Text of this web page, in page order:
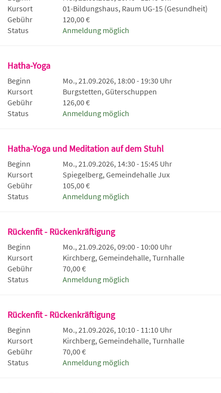
Kursort
01-Bildungshaus, Raum UG-15 (Gesundheit)
Gebühr
120,00 €
Status
Anmeldung möglich
Hatha-Yoga
Beginn
Mo., 21.09.2026, 18:00 - 19:30 Uhr
Kursort
Burgstetten, Güterschuppen
Gebühr
126,00 €
Status
Anmeldung möglich
Hatha-Yoga und Meditation auf dem Stuhl
Beginn
Mo., 21.09.2026, 14:30 - 15:45 Uhr
Kursort
Spiegelberg, Gemeindehalle Jux
Gebühr
105,00 €
Status
Anmeldung möglich
Rückenfit - Rückenkräftigung
Beginn
Mo., 21.09.2026, 09:00 - 10:00 Uhr
Kursort
Kirchberg, Gemeindehalle, Turnhalle
Gebühr
70,00 €
Status
Anmeldung möglich
Rückenfit - Rückenkräftigung
Beginn
Mo., 21.09.2026, 10:10 - 11:10 Uhr
Kursort
Kirchberg, Gemeindehalle, Turnhalle
Gebühr
70,00 €
Status
Anmeldung möglich